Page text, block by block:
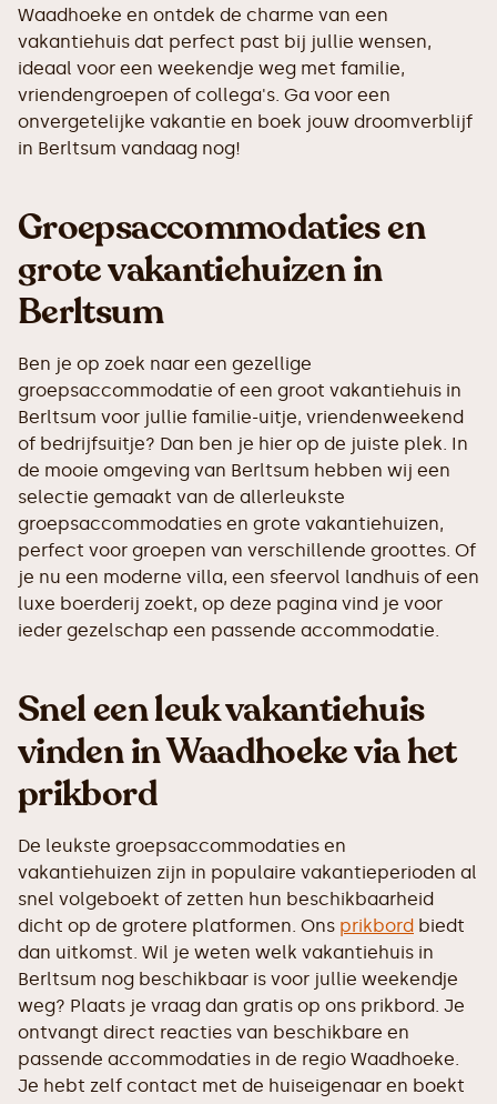
Waadhoeke en ontdek de charme van een
vakantiehuis dat perfect past bij jullie wensen,
ideaal voor een weekendje weg met familie,
vriendengroepen of collega's. Ga voor een
onvergetelijke vakantie en boek jouw droomverblijf
in Berltsum vandaag nog!
Groepsaccommodaties en
grote vakantiehuizen in
Berltsum
Ben je op zoek naar een gezellige
groepsaccommodatie of een groot vakantiehuis in
Berltsum voor jullie familie-uitje, vriendenweekend
of bedrijfsuitje? Dan ben je hier op de juiste plek. In
de mooie omgeving van Berltsum hebben wij een
selectie gemaakt van de allerleukste
groepsaccommodaties en grote vakantiehuizen,
perfect voor groepen van verschillende groottes. Of
je nu een moderne villa, een sfeervol landhuis of een
luxe boerderij zoekt, op deze pagina vind je voor
ieder gezelschap een passende accommodatie.
Snel een leuk vakantiehuis
vinden in Waadhoeke via het
prikbord
De leukste groepsaccommodaties en
vakantiehuizen zijn in populaire vakantieperioden al
snel volgeboekt of zetten hun beschikbaarheid
dicht op de grotere platformen. Ons prikbord biedt
dan uitkomst. Wil je weten welk vakantiehuis in
Berltsum nog beschikbaar is voor jullie weekendje
weg? Plaats je vraag dan gratis op ons prikbord. Je
ontvangt direct reacties van beschikbare en
passende accommodaties in de regio Waadhoeke.
Je hebt zelf contact met de huiseigenaar en boekt